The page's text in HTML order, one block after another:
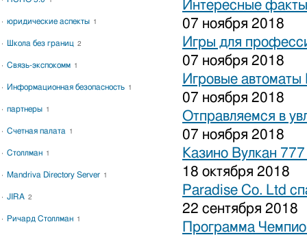
Интересные
07 ноября 2018
Игры для
07 ноября 2018
Игровые автоматы
07 ноября 2018
Отправляемся в
07 ноября 2018
Казино Вулкан
18 октября 2018
Paradise Co. Ltd
22 сентября 2018
Программа
юридические аспекты 1
Школа без границ 2
Связь-экспокомм 1
Информационная безопасность 1
партнеры 1
Счетная палата 1
Столлман 1
Mandriva Directory Server 1
JIRA 2
Ричард Столлман 1